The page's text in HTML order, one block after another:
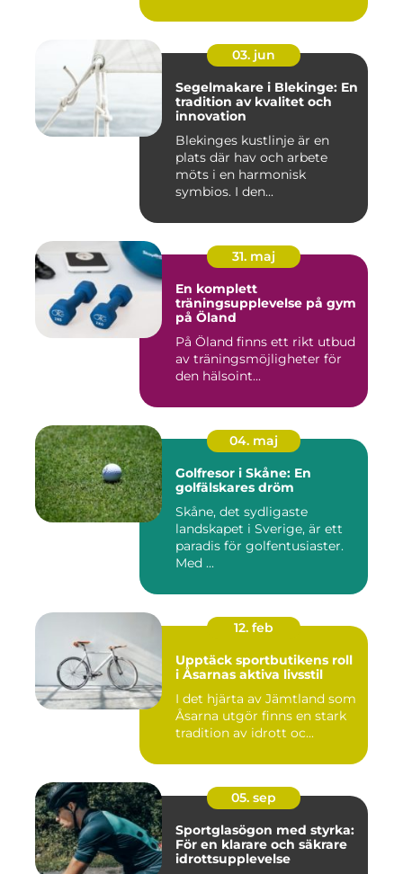
03. jun
Segelmakare i Blekinge: En
tradition av kvalitet och
innovation
Blekinges kustlinje är en
plats där hav och arbete
möts i en harmonisk
symbios. I den...
31. maj
En komplett
träningsupplevelse på gym
på Öland
På Öland finns ett rikt utbud
av träningsmöjligheter för
den hälsoint...
04. maj
Golfresor i Skåne: En
golfälskares dröm
Skåne, det sydligaste
landskapet i Sverige, är ett
paradis för golfentusiaster.
Med ...
12. feb
Upptäck sportbutikens roll
i Åsarnas aktiva livsstil
I det hjärta av Jämtland som
Åsarna utgör finns en stark
tradition av idrott oc...
05. sep
Sportglasögon med styrka:
För en klarare och säkrare
idrottsupplevelse